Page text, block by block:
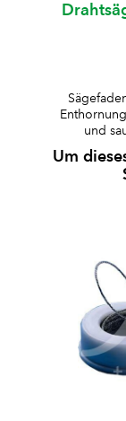
und
Um